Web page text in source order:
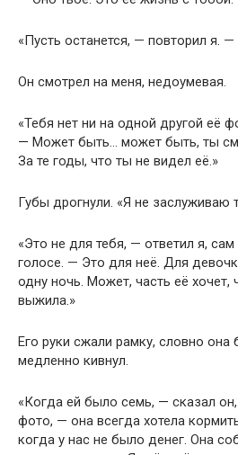
«Пусть останется, — повторил я.
Он смотрел на меня, недоумевая.
«Тебя нет ни на одной другой её
— Может быть… может быть, ты
За те годы, что ты не видел её.»
Губы дрогнули. «Я не заслуживаю
«Это не для тебя, — ответил я,
голосе. — Это для неё. Для
одну ночь. Может, часть её хочет,
выжила.»
Его руки сжали рамку, словно она
медленно кивнул.
«Когда ей было семь, — сказал
фото, — она всегда хотела
когда у нас не было денег. Она